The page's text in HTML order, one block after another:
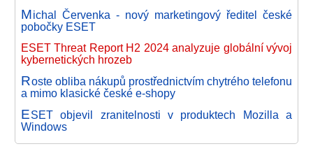
Michal Červenka - nový marketingový ředitel české
pobočky ESET
ESET Threat Report H2 2024 analyzuje globální vývoj
kybernetických hrozeb
Roste obliba nákupů prostřednictvím chytrého telefonu
a mimo klasické české e-shopy
ESET objevil zranitelnosti v produktech Mozilla a
Windows